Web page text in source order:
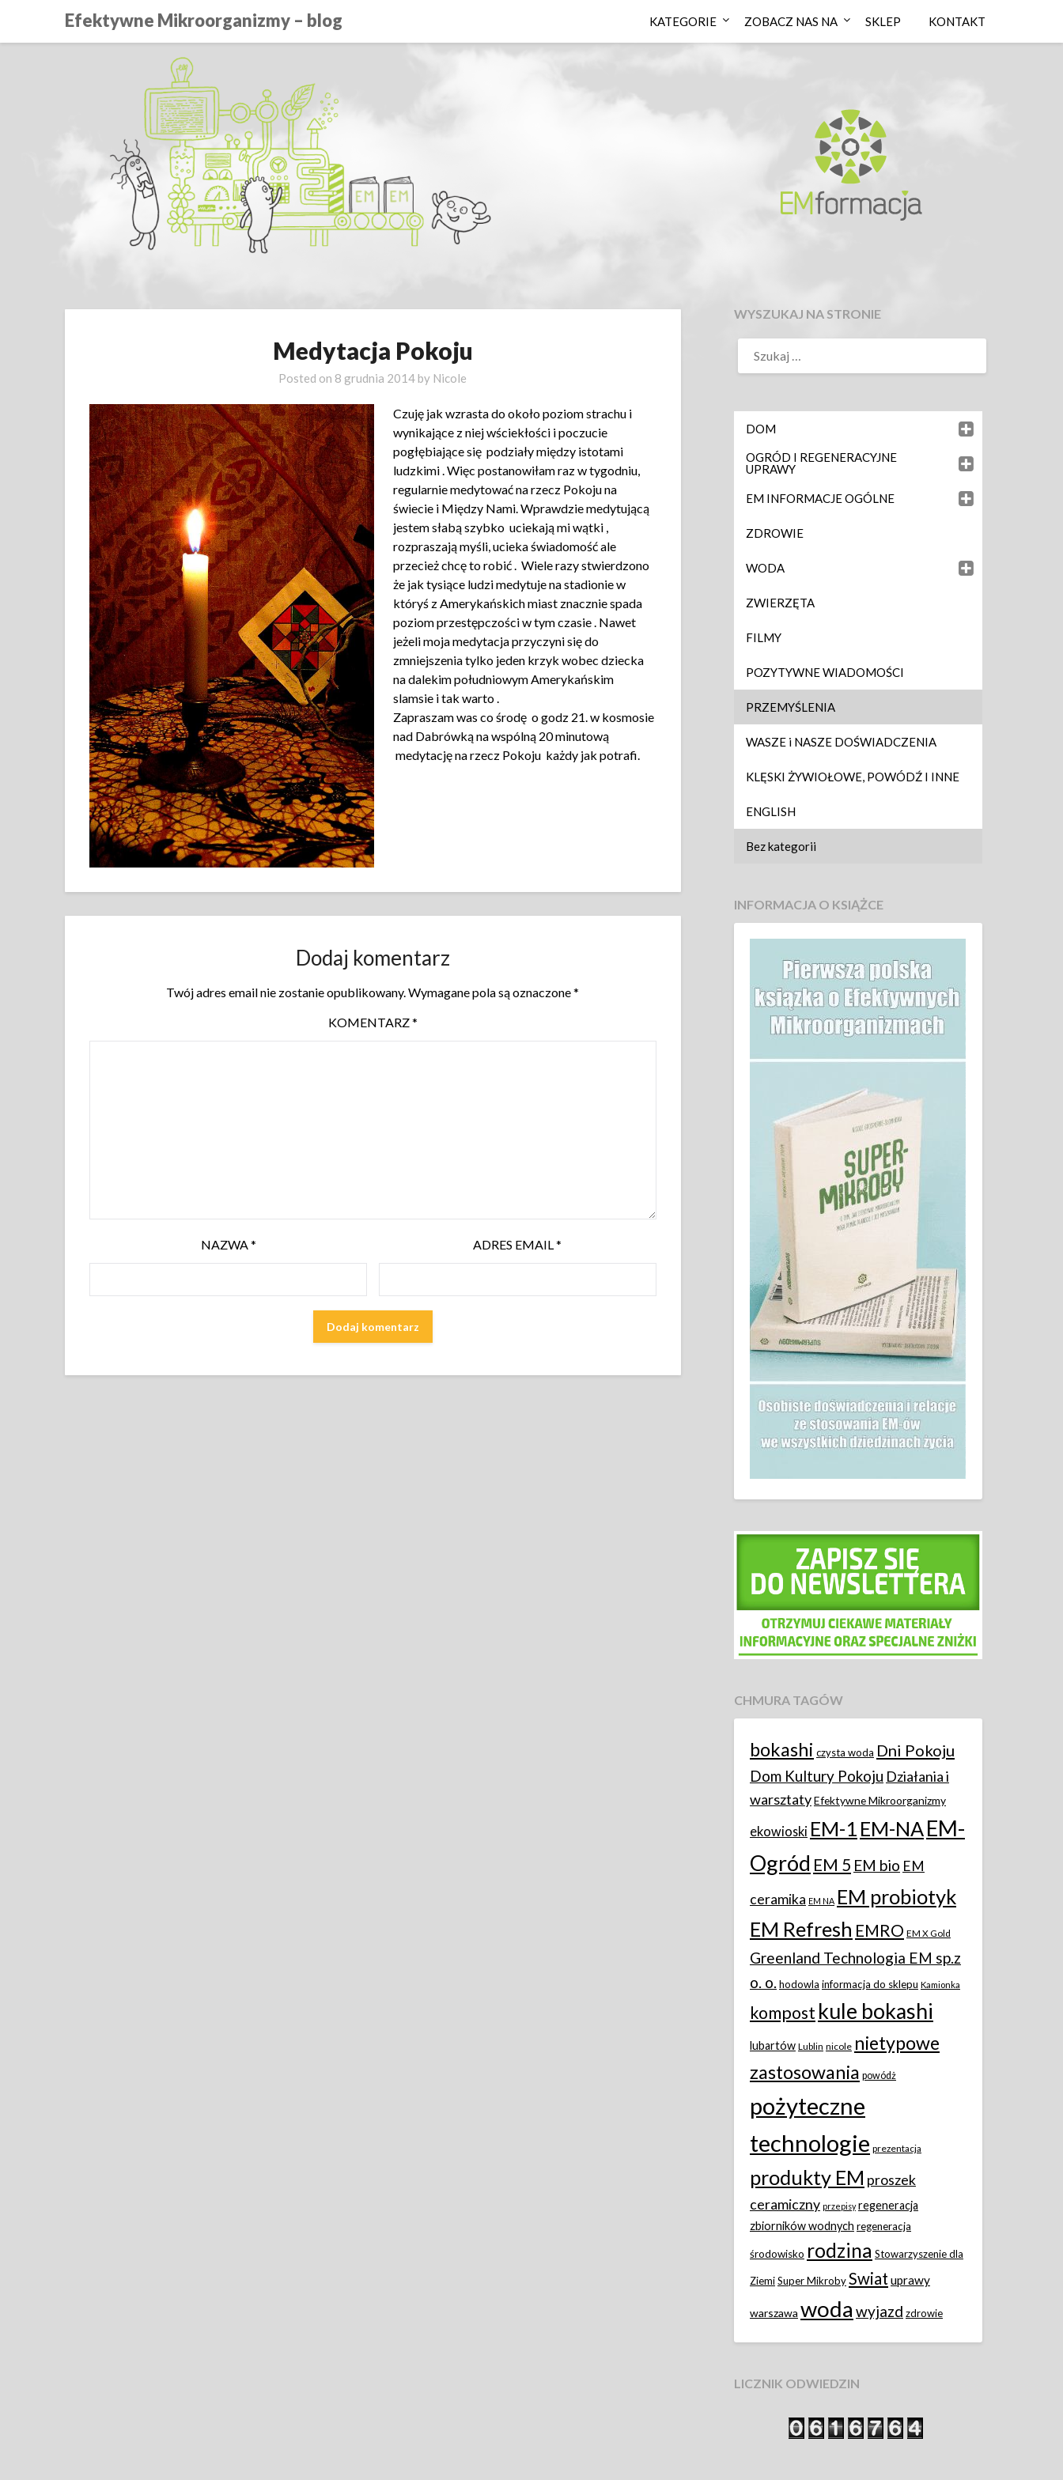
Efektywne Mikroorganizmy – blog KATEGORIE ZOBACZ NAS NA SKLEP KONTAKT
Medytacja Pokoju
Posted on 8 grudnia 2014 by Nicole
Czuję jak wzrasta do około poziom strachu i
wynikające z niej wściekłości i poczucie
pogłębiające się podziały między istotami
ludzkimi . Więc postanowiłam raz w tygodniu,
regularnie medytować na rzecz Pokoju na
świecie i Między Nami. Wprawdzie medytującą
jestem słabą szybko uciekają mi wątki ,
rozpraszają myśli, ucieka świadomość ale
przecież chcę to robić . Wiele razy stwierdzono
że jak tysiące ludzi medytuje na stadionie w
któryś z Amerykańskich miast znacznie spada
poziom przestępczości w tym czasie . Nawet
jeżeli moja medytacja przyczyni się do
zmniejszenia tylko jeden krzyk wobec dziecka
na dalekim południowym Amerykańskim
slamsie i tak warto .
Zapraszam was co środę o godz 21. w kosmosie
nad Dabrówką na wspólną 20 minutową
medytację na rzecz Pokoju każdy jak potrafi.
Dodaj komentarz
Twój adres email nie zostanie opublikowany. Wymagane pola są oznaczone*
KOMENTARZ*
NAZWA * ADRES EMAIL*
WYSZUKAJ NA STRONIE
DOM
OGRÓD I REGENERACYJNE
UPRAWY
EM INFORMACJE OGÓLNE
ZDROWIE
WODA
ZWIERZĘTA
FILMY
POZYTYWNE WIADOMOŚCI
PRZEMYŚLENIA
WASZE i NASZE DOŚWIADCZENIA
KLĘSKI ŻYWIOŁOWE, POWÓDŹ I INNE
ENGLISH
Bez kategorii
INFORMACJA O KSIĄŻCE
CHMURA TAGÓW
bokashi czysta woda Dni Pokoju
Dom Kultury Pokoju Działania i
warsztatyEfektywne Mikroorganizmy
ekowioski EM-1 EM-NAEM-
Ogród EM 5 EM bio EM
ceramika EM NA EM probiotyk
EM Refresh EMRO EM X Gold
Greenland Technologia EM sp.z
o. o.hodowla informacja do sklepu Kamionka
kompost kule bokashi
lubartów Lublin nicole nietypowe
zastosowania powódż
pożyteczne
technologie prezentacja
produkty EM proszek
ceramiczny przepisy regeneracja
zbiorników wodnych regeneracja
środowisko rodzina Stowarzyszenie dla
ZiemiSuper MikrobySwiat uprawy
warszawa woda wyjazd zdrowie
LICZNIK ODWIEDZIN